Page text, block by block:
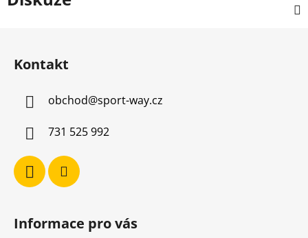
Kontakt
obchod@sport-way.cz
731 525 992
Informace pro vás